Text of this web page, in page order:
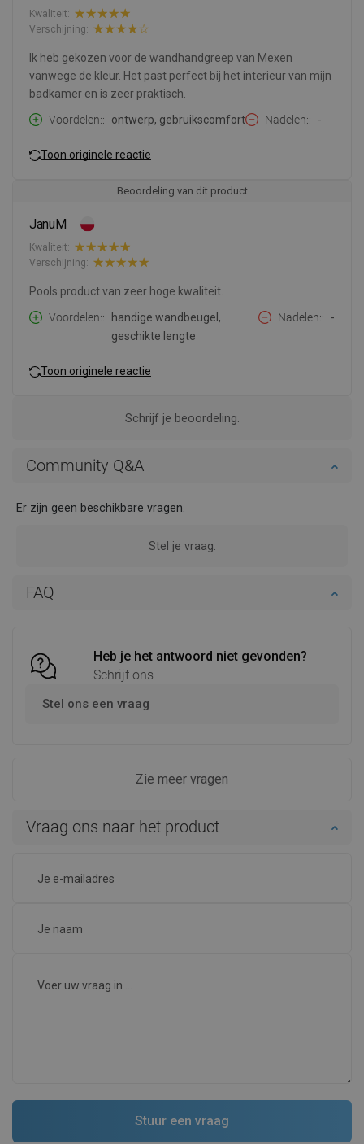
FAQ
Heb je het antwoord niet gevonden?
Schrijf ons
Stel ons een vraag
Zie meer vragen
Kwaliteit:
Verschijning:
Ik heb gekozen voor de wandhandgreep van Mexen
vanwege de kleur. Het past perfect bij het interieur van mijn
badkamer en is zeer praktisch.
Voordelen:
ontwerp, gebruikscomfort Nadelen: -
Toon originele reactie
Beoordeling van dit product
JanuM
Kwaliteit:
Verschijning:
Pools product van zeer hoge kwaliteit.
Voordelen:
handige wandbeugel,
geschikte lengte
Nadelen: -
Toon originele reactie
Schrijf je beoordeling.
Community Q&A
Er zijn geen beschikbare vragen.
Stel je vraag.
Vraag ons naar het product